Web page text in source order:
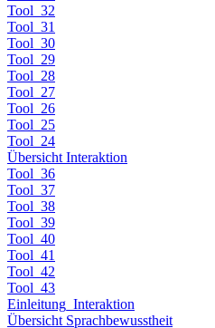
Tool_32
Tool_31
Tool_30
Tool_29
Tool_28
Tool_27
Tool_26
Tool_25
Tool_24
Übersicht Interaktion
Tool_36
Tool_37
Tool_38
Tool_39
Tool_40
Tool_41
Tool_42
Tool_43
Einleitung_Interaktion
Übersicht Sprachbewusstheit